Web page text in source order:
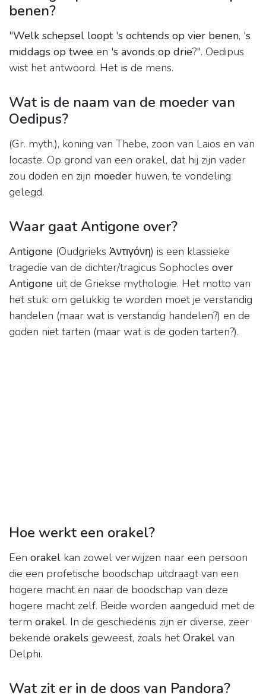
benen?
"Welk schepsel loopt's ochtends op vier benen, 's
middags op twee en 's avonds op drie?". Oedipus
wist het antwoord. Het is de mens.
Wat is de naam van de moeder van
Oedipus?
(Gr. myth.), koning van Thebe, zoon van Laios en van
Iocaste. Op grond van een orakel, dat hij zijn vader
zou doden en zijn moeder huwen, te vondeling
gelegd.
Waar gaat Antigone over?
Antigone (Oudgrieks Ἀντιγόνη) is een klassieke
tragedie van de dichter/tragicus Sophocles over
Antigone uit de Griekse mythologie. Het motto van
het stuk: om gelukkig te worden moet je verstandig
handelen (maar wat is verstandig handelen?) en de
goden niet tarten (maar wat is de goden tarten?).
Hoe werkt een orakel?
Een orakel kan zowel verwijzen naar een persoon
die een profetische boodschap uitdraagt van een
hogere macht en naar de boodschap van deze
hogere macht zelf. Beide worden aangeduid met de
term orakel. In de geschiedenis zijn er diverse, zeer
bekende orakels geweest, zoals hetOrakel van
Delphi.
Wat zit er in de doos van Pandora?